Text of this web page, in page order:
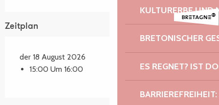
KULTURERBE UND
BRETONISCHER
ES REGNET? IST
Zeitplan
der 18 August 2026
15:00 Um 16:00